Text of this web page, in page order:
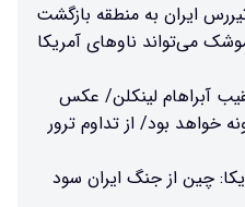
تیررس ایران به منطقه بازگشت
می‌تواند ناوهای آمریکا
آبراهام لینکلن/ عکس
خواهد بود/ از تداوم ترور
چین از جنگ ایران سود